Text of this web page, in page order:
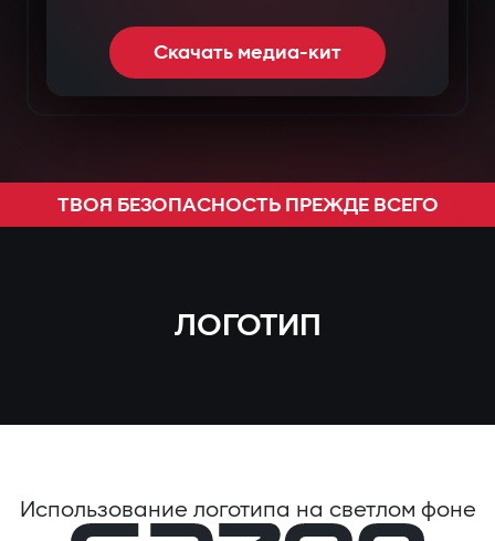
Скачать медиа-кит
ТВОЯ БЕЗОПАСНОСТЬ ПРЕЖДЕ ВСЕГО
ЛОГОТИП
Использование логотипа на светлом фоне